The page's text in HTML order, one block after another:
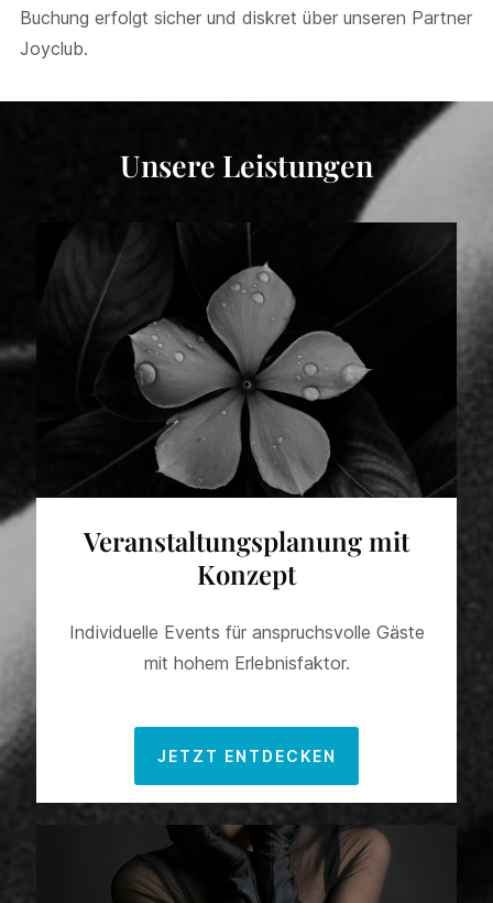
Buchung erfolgt sicher und diskret über unseren Partner
Joyclub.
Unsere Leistungen
Veranstaltungsplanung mit
Konzept
Individuelle Events für anspruchsvolle Gäste
mit hohem Erlebnisfaktor.
JETZT ENTDECKEN